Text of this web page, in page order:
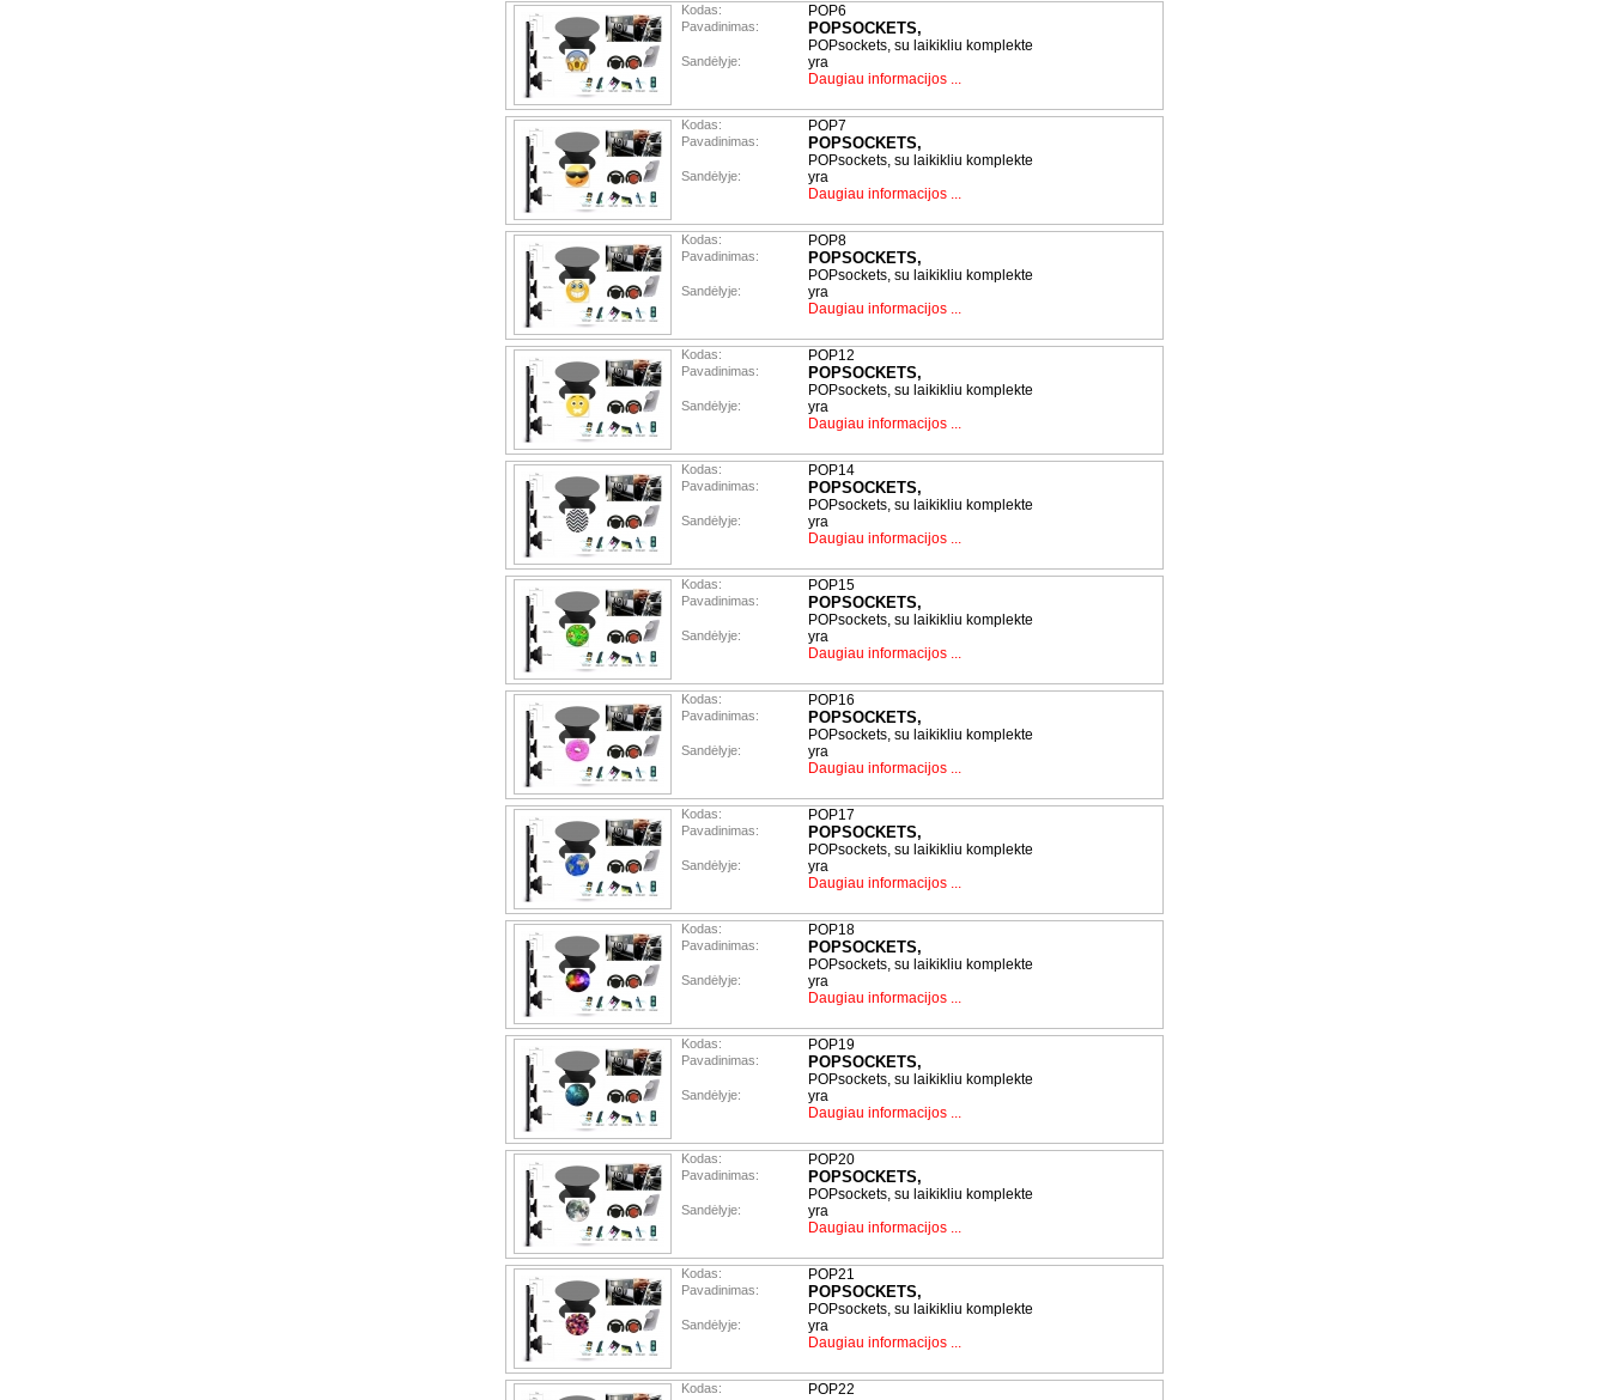
Kodas: POP6
Pavadinimas: POPSOCKETS,
POPsockets, su laikikliu komplekte
Sandėlyje:
yra
Daugiau informacijos ...
Kodas: POP7
Pavadinimas: POPSOCKETS,
POPsockets, su laikikliu komplekte
Sandėlyje:
yra
Daugiau informacijos ...
Kodas: POP8
Pavadinimas: POPSOCKETS,
POPsockets, su laikikliu komplekte
Sandėlyje:
yra
Daugiau informacijos ...
Kodas: POP12
Pavadinimas: POPSOCKETS,
POPsockets, su laikikliu komplekte
Sandėlyje:
yra
Daugiau informacijos ...
Kodas: POP14
Pavadinimas: POPSOCKETS,
POPsockets, su laikikliu komplekte
Sandėlyje:
yra
Daugiau informacijos ...
Kodas: POP15
Pavadinimas: POPSOCKETS,
POPsockets, su laikikliu komplekte
Sandėlyje:
yra
Daugiau informacijos ...
Kodas: POP16
Pavadinimas: POPSOCKETS,
POPsockets, su laikikliu komplekte
Sandėlyje:
yra
Daugiau informacijos ...
Kodas: POP17
Pavadinimas: POPSOCKETS,
POPsockets, su laikikliu komplekte
Sandėlyje:
yra
Daugiau informacijos ...
Kodas: POP18
Pavadinimas: POPSOCKETS,
POPsockets, su laikikliu komplekte
Sandėlyje:
yra
Daugiau informacijos ...
Kodas: POP19
Pavadinimas: POPSOCKETS,
POPsockets, su laikikliu komplekte
Sandėlyje:
yra
Daugiau informacijos ...
Kodas: POP20
Pavadinimas: POPSOCKETS,
POPsockets, su laikikliu komplekte
Sandėlyje:
yra
Daugiau informacijos ...
Kodas: POP21
Pavadinimas: POPSOCKETS,
POPsockets, su laikikliu komplekte
Sandėlyje:
yra
Daugiau informacijos ...
Kodas: POP22